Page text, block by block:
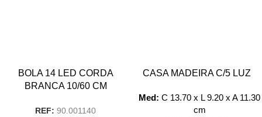
BOLA 14 LED CORDA
BRANCA 10/60 CM
REF: 90.001140
CASA MADEIRA C/5 LUZ
Med: C 13.70 x L9.20 x A 11.30
cm